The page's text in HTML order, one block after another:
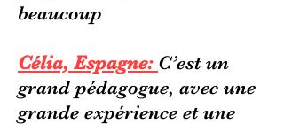
beaucoup
Célia, Espagne: C’est un
grand pédagogue, avec une
grande expérience et une